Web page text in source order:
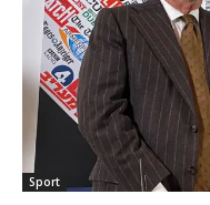
Sport